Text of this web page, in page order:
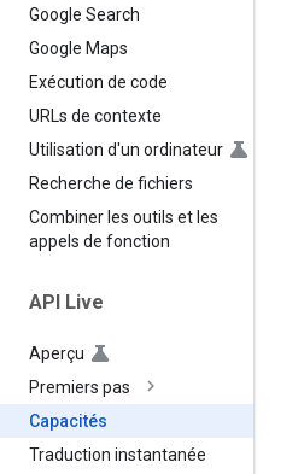
Google Search
Google Maps
Exécution de code
URLs de contexte
Utilisation d'un ordinateur
Recherche de fichiers
Combiner les outils et les
appels de fonction
API Live
Aperçu
Premiers pas
Capacités
Traduction instantanée